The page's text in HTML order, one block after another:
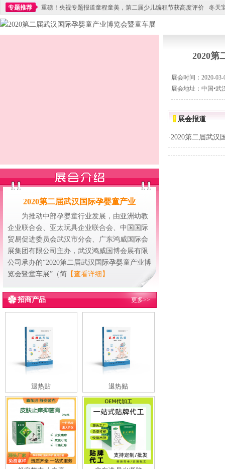
专题推荐
重磅！央视专题报道童程童美，第二届少儿编程节获高度评价
冬天
不能再单纯地销售产品,而要向增强服务转型,毕竟母婴产品比较特殊。”
2020第二届武汉国际孕婴童产业
为推动中部孕婴童行业发展，由亚洲幼教
企业联合会、亚太玩具企业联合会、中国国际
贸易促进委员会武汉市分会、广东鸿威国际会
展集团有限公司主办，武汉鸿威国博会展有限
公司承办的“2020第二届武汉国际孕婴童产业博
览会暨童车展”（简 【查看详细】
招商产品 更多>>
退热贴 退热贴
2020第
展会时间：2020-03-
展会地址：中国•武
展会报道
·2020第二届武汉